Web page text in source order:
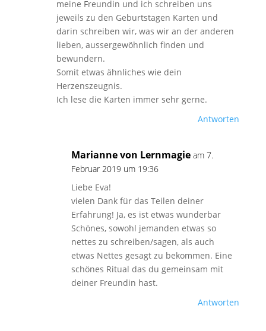
meine Freundin und ich schreiben uns
jeweils zu den Geburtstagen Karten und
darin schreiben wir, was wir an der anderen
lieben, aussergewöhnlich finden und
bewundern.
Somit etwas ähnliches wie dein
Herzenszeugnis.
Ich lese die Karten immer sehr gerne.
Antworten
Marianne von Lernmagie am 7.
Februar 2019 um 19:36
Liebe Eva!
vielen Dank für das Teilen deiner
Erfahrung! Ja, es ist etwas wunderbar
Schönes, sowohl jemanden etwas so
nettes zu schreiben/sagen, als auch
etwas Nettes gesagt zu bekommen. Eine
schönes Ritual das du gemeinsam mit
deiner Freundin hast.
Antworten